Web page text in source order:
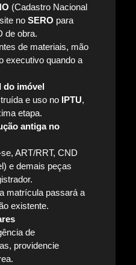
(Cadastro Nacional
no SERO para
de obra.
de materiais, mão
executivo quando a
do imóvel
e uso no IPTU,
etapa.
antiga no
ART/RRT, CND
e demais peças
matrícula passará a
existente.
de
providencie